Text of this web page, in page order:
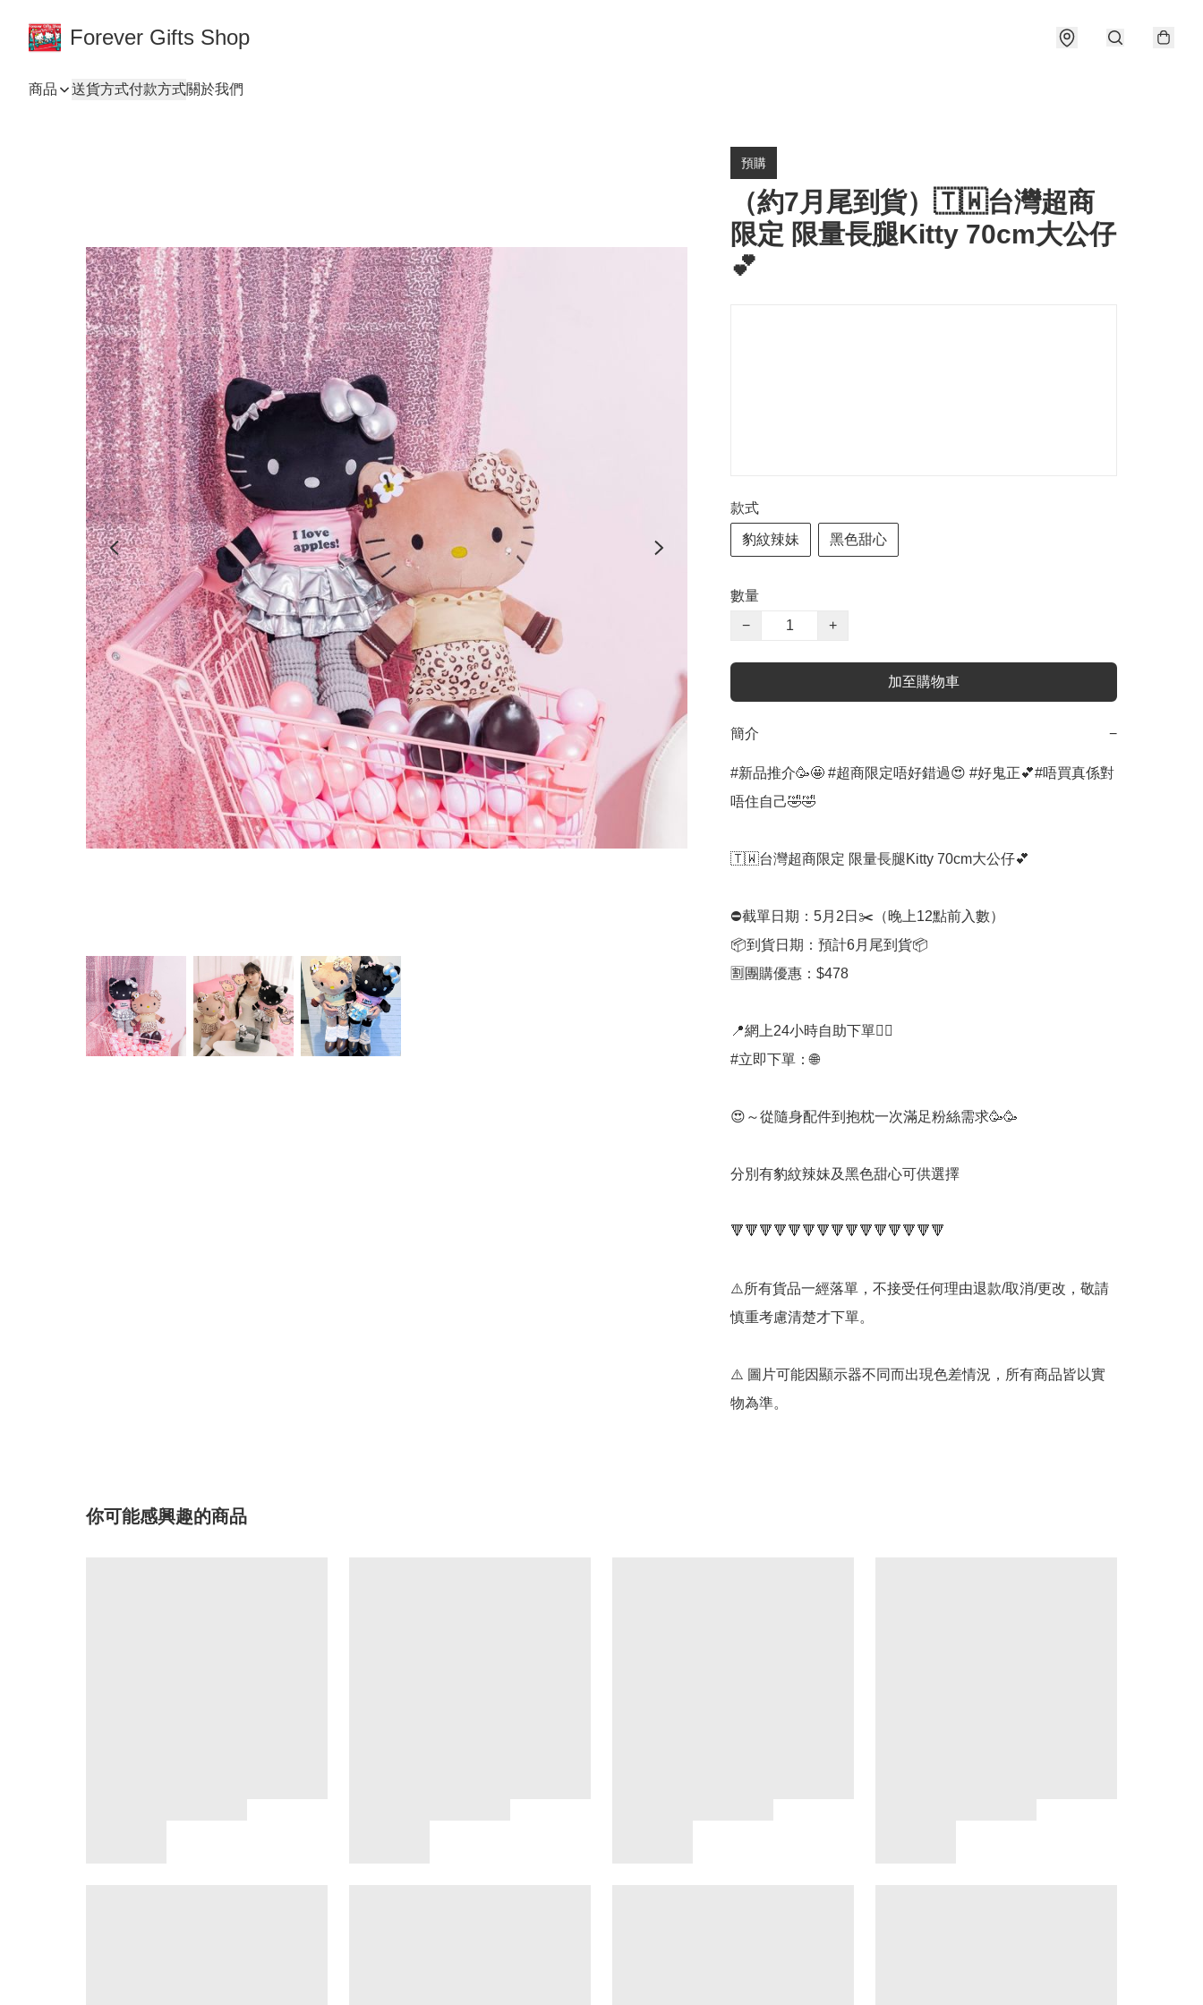
Forever Gifts Shop
商品 送貨方式付款方式關於我們
預購
（約7月尾到貨）🇹🇼台灣超商
限定 限量長腿Kitty 70cm大公仔
💕
款式
豹紋辣妹 黑色甜心
數量
−
+
加至購物車
簡介 −
#新品推介🥳🤩 #超商限定唔好錯過😍 #好鬼正💕#唔買真係對
唔住自己🤣🤣
🇹🇼台灣超商限定 限量長腿Kitty 70cm大公仔💕
⛔️截單日期：5月2日✂️（晚上12點前入數）
📦到貨日期：預計6月尾到貨📦
🈹團購優惠：$478
📍網上24小時自助下單👍🏻
#立即下單：🌐
😍～從隨身配件到抱枕一次滿足粉絲需求🥳🥳
分別有豹紋辣妹及黑色甜心可供選擇
🔻🔻🔻🔻🔻🔻🔻🔻🔻🔻🔻🔻🔻🔻🔻
⚠️所有貨品一經落單，不接受任何理由退款/取消/更改，敬請
慎重考慮清楚才下單。
⚠️ 圖片可能因顯示器不同而出現色差情況，所有商品皆以實
物為準。
你可能感興趣的商品